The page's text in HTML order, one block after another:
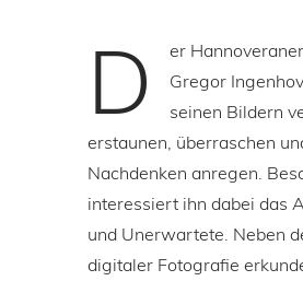
D
er
Gregor
seinen Bildern
erstaunen, überraschen
Nachdenken anregen.
interessiert ihn dabei das
und Unerwartete. Neben
digitaler Fotografie